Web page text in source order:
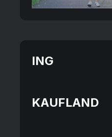
ING
KAUFLAND